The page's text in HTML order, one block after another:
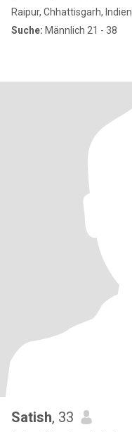
Raipur, Chhattisgarh, Indien
Suche: Männlich 21 - 38
Satish, 33